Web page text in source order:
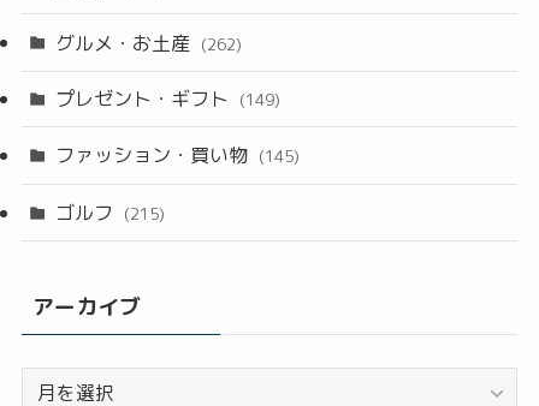
グルメ・お土産 (262)
プレゼント・ギフト (149)
ファッション・買い物 (145)
ゴルフ (215)
アーカイブ